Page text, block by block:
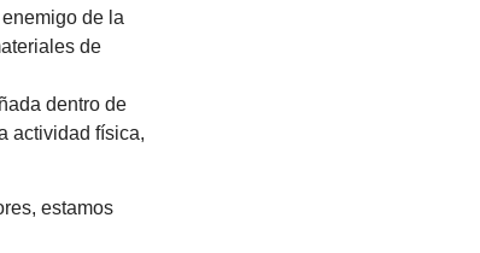
de la
de
dentro de
actividad física,
estamos